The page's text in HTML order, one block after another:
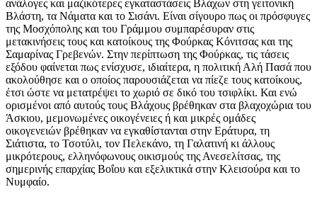
ανάλογες και μαζικότερες εγκαταστάσεις Βλάχων στη γειτονική
Βλάστη, τα Νάματα και το Σισάνι. Είναι σίγουρο πως οι πρόσφυγες
της Μοσχόπολης και του Γράμμου συμπαρέσυραν στις
μετακινήσεις τους και κατοίκους της Φούρκας Κόνιτσας και της
Σαμαρίνας Γρεβενών. Στην περίπτωση της Φούρκας, τις τάσεις
εξόδου φαίνεται πως ενίσχυσε, ιδιαίτερα, η πολιτική Αλή Πασά που
ακολούθησε και ο οποίος παρουσιάζεται να πίεζε τους κατοίκους,
έτσι ώστε να μετατρέψει το χωριό σε δικό του τσιφλίκι. Και ενώ
ορισμένοι από αυτούς τους Βλάχους βρέθηκαν στα βλαχοχώρια του
Άσκιου, μεμονωμένες οικογένειες ή και μικρές ομάδες
οικογενειών βρέθηκαν να εγκαθίστανται στην Εράτυρα, τη
Σιάτιστα, το Τσοτύλι, τον Πελεκάνο, τη Γαλατινή κι άλλους
μικρότερους, ελληνόφωνους οικισμούς της Ανεσελίτσας, της
σημερινής επαρχίας Βοΐου και εξελικτικά στην Κλεισούρα και το
Νυμφαίο.